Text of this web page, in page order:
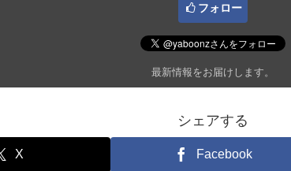
フォロー
最新情報をお届けします。
シェアする
X Facebook